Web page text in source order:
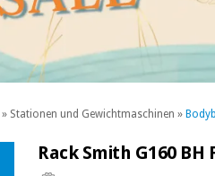
» Stationen und Gewichtmaschinen »
Rack Smith G160